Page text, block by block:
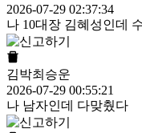
2026-07-29 02:37:34
나 10대장 김혜성인데
김박최승운
2026-07-29 00:55:21
나 남자인데 다맞췄다